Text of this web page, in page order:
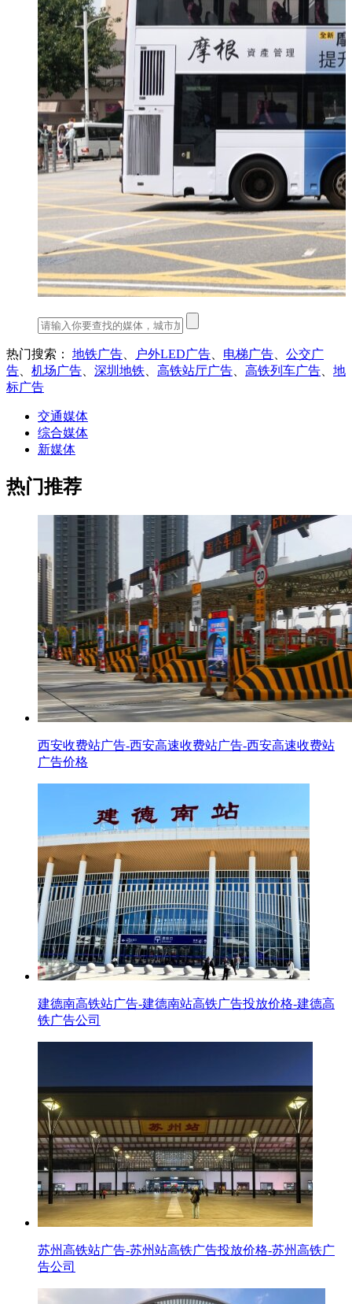
热门搜索： 地铁广告 户外LED广告 电梯广告
公交广
告
机场广告 深圳地铁 高铁站厅广告 高铁列车广告
地
标广告
交通媒体
综合媒体
新媒体
热门推荐
西安收费站广告-西安高速收费站广告-西安高速收费站
广告价格
建德南高铁站广告-建德南站高铁广告投放价格-建德高
铁广告公司
苏州高铁站广告-苏州站高铁广告投放价格-苏州高铁广
告公司